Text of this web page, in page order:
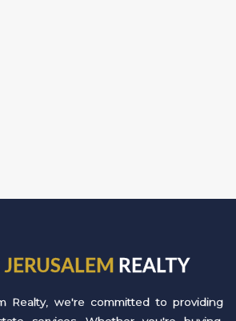
JERUSALEM REALTY
Realty, we're committed to providing